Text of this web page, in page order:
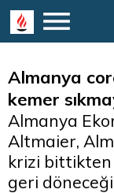
Almanya
kemer
Almanya
Altmaier,
krizi bittikten
geri